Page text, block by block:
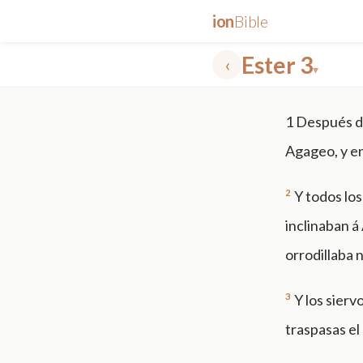
ionBible
‹ Ester 3▾
1 Después
Agageo, y
2 Y todos
inclinaban á
orrodillaba
3 Y los
traspasas